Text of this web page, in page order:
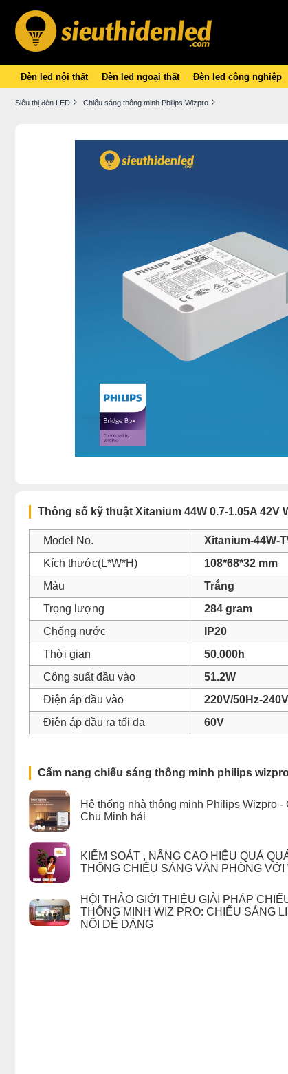
Đèn led nội thất Đèn led ngoại thất Đèn led công nghiệp
Siêu thị đèn LED Chiếu sáng thông minh Philips Wizpro
Thông số kỹ thuật Xitanium 44W 0.7-1.05A 42V
Model No.
Xitanium-44W-
Kích thước(L*W*H)
108*68*32 mm
Màu
Trắng
Trọng lượng
284 gram
Chống nước
IP20
Thời gian
50.000h
Công suất đầu vào
51.2W
Điện áp đầu vào
220V/50Hz-
Điện áp đầu ra tối đa
60V
Cẩm nang chiếu sáng thông minh philips
Hệ thống nhà thông minh Philips Wizpro -
Chu Minh hải
KIỂM SOÁT , NÂNG CAO HIỆU QUẢ
THỐNG CHIẾU SÁNG VĂN PHÒNG VỚI
HỘI THẢO GIỚI THIỆU GIẢI PHÁP
THÔNG MINH WIZ PRO: CHIẾU SÁNG
NỐI DỄ DÀNG